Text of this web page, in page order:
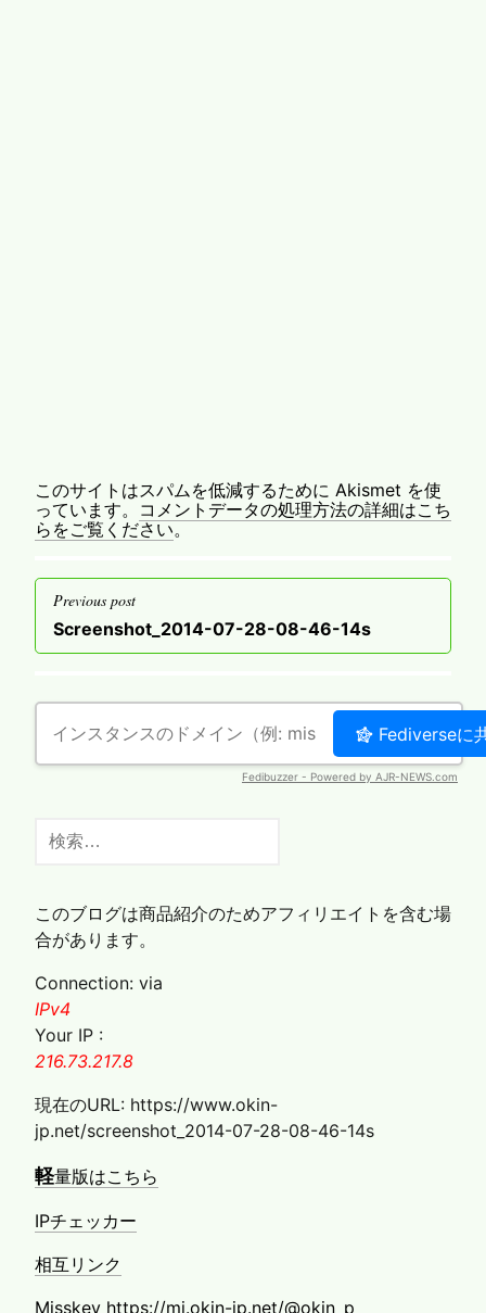
このサイトはスパムを低減するために Akismet を使
っています。 コメントデータの処理方法の詳細はこち
らをご覧ください。
投
稿
ナ
ゲ
ー
シ
ン
Previous post
Previous
Screenshot_2014-07-28-08-46-14s
索:
このブログは商品紹介のためアフィリエイトを含む場
合があります。
Connection: via
IPv4
Your IP :
216.73.217.8
現在のURL: https://www.okin-
jp.net/screenshot_2014-07-28-08-46-14s
軽量版はこちら
IPチェッカー
相互リンク
Misskey https://mi.okin-jp.net/@okin_p